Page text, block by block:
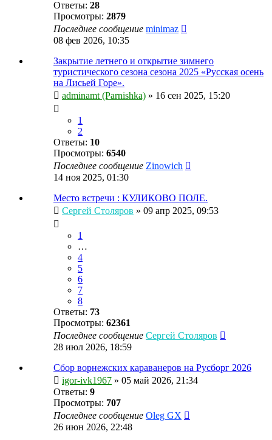
Ответы: 28
Просмотры: 2879
Последнее сообщение minimaz
08 фев 2026, 10:35
Закрытие летнего и открытие зимнего
туристического сезона сезона 2025 «Русская осень
на Лисьей Горе».
adminamt (Parnishka) » 16 сен 2025, 15:20
1
2
Ответы: 10
Просмотры: 6540
Последнее сообщение Zinowich
14 ноя 2025, 01:30
Место встречи : КУЛИКОВО ПОЛЕ.
Сергей Столяров » 09 апр 2025, 09:53
1
…
4
5
6
7
8
Ответы: 73
Просмотры: 62361
Последнее сообщение Сергей Столяров
28 июл 2026, 18:59
Сбор ворнежских караванеров на Русборг 2026
igor-ivk1967 » 05 май 2026, 21:34
Ответы: 9
Просмотры: 707
Последнее сообщение Oleg GX
26 июн 2026, 22:48